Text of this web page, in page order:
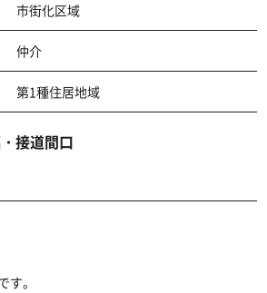
市街化区域
仲介
第1種住居地域
接道間口
。